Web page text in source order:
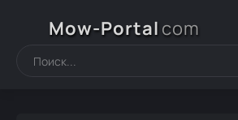
Mow-Portal com